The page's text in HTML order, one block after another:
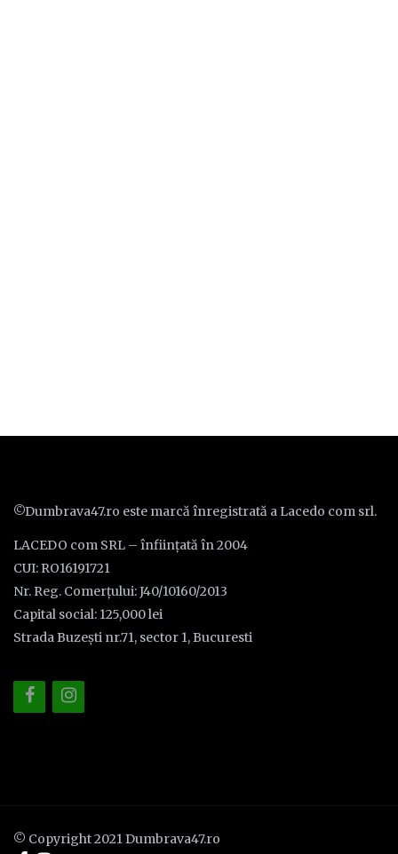
©Dumbrava47.ro este marcă înregistrată a Lacedo com srl.
LACEDO com SRL – înființată în 2004
CUI: RO16191721
Nr. Reg. Comerțului: J40/10160/2013
Capital social: 125,000 lei
Strada Buzești nr.71, sector 1, Bucuresti
© Copyright 2021 Dumbrava47.ro